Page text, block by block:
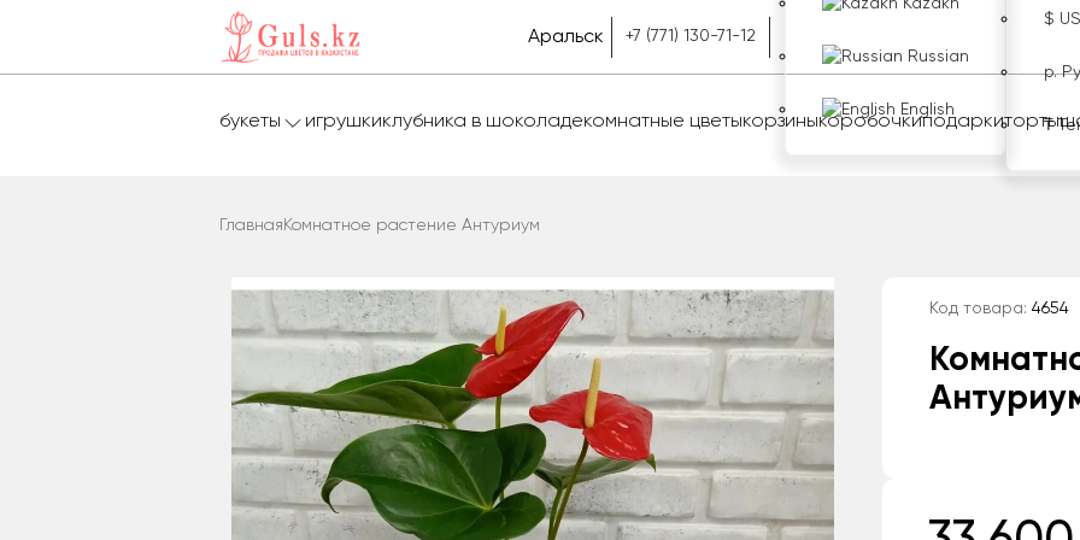
Аральск +7 (771) 130-71-12
Kazakh
Russian
English
$
р.
₸
букеты игрушкиклубника в шоколадекомнатные цветыкорзиныкоробочкиподаркиторты
Главная Комнатное растение Антуриум
Код товара: 4654